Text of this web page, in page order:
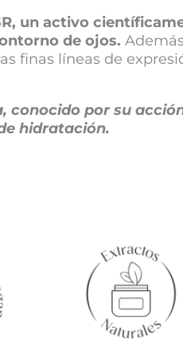
un activo
de ojos.
finas líneas de
conocido por su
hidratación.